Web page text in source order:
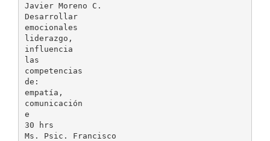
Javier Moreno C.
Desarrollar
emocionales
liderazgo,
influencia
las
competencias
de:
empatía,
comunicación
e
30 hrs
Ms. Psic. Francisco